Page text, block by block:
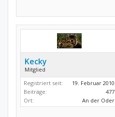
Kecky
Mitglied
Registriert seit:
19. Februar 2010
Beiträge:
477
Ort:
An der Oder